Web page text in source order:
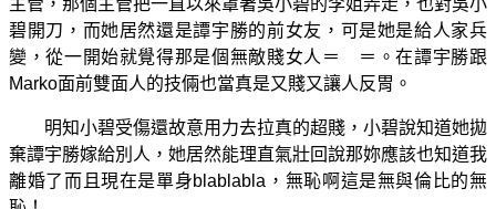
碧開刀，而她居然還是譚宇勝的前女友，可是她是給人家兵
變，從一開始就覺得那是個無敵賤女人＝ ＝。在譚宇勝跟
Marko面前雙面人的技倆也當真是又賤又讓人反胃。
明知小碧受傷還故意用力去拉真的超賤，小碧說知道她拋
棄譚宇勝嫁給別人，她居然能理直氣壯回說那妳應該也知道我
離婚了而且現在是單身blablabla，無恥啊這是無與倫比的無